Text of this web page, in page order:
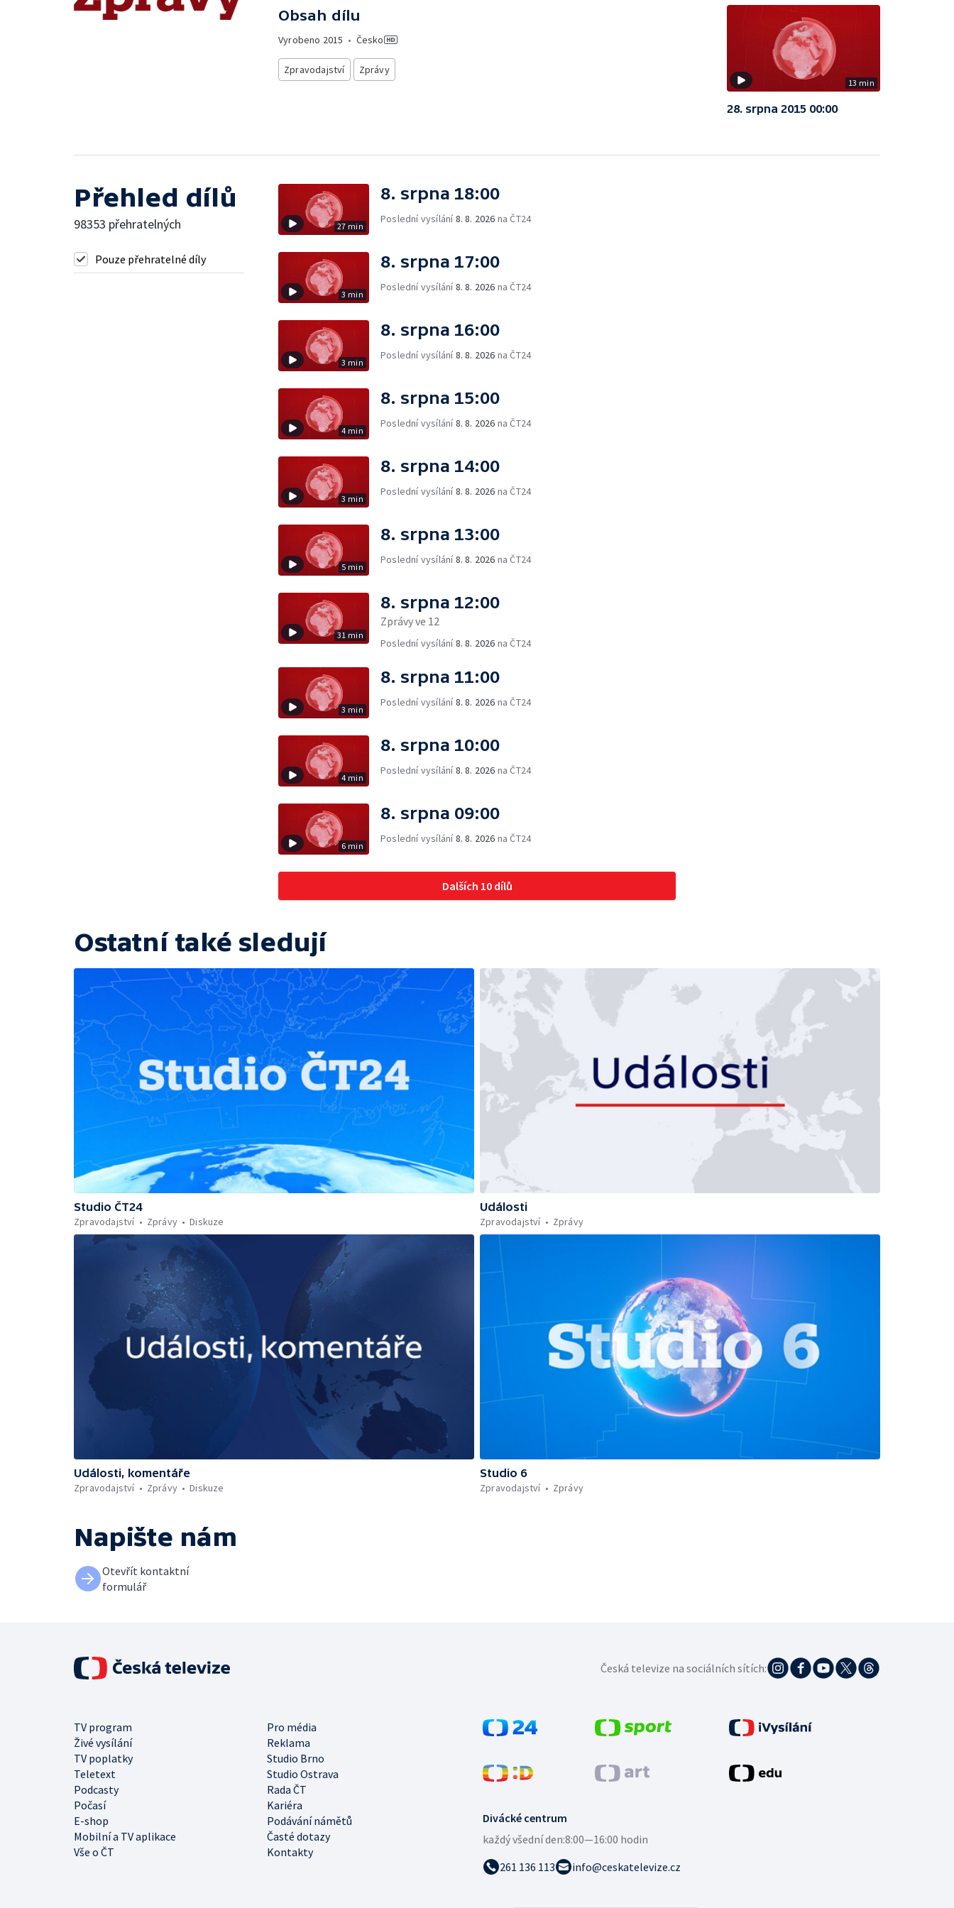
Obsah dílu
Vyrobeno 2015 • Česko
Zpravodajství Zprávy
13 min
28. srpna 2015 00:00
Přehled dílů
98353 přehratelných
Pouze přehratelné díly
27 min
8. srpna 18:00
Poslední vysílání8. 8. 2026 na ČT24
3 min
8. srpna 17:00
Poslední vysílání8. 8. 2026 na ČT24
3 min
8. srpna 16:00
Poslední vysílání8. 8. 2026 na ČT24
4 min
8. srpna 15:00
Poslední vysílání8. 8. 2026 na ČT24
3 min
8. srpna 14:00
Poslední vysílání8. 8. 2026 na ČT24
5 min
8. srpna 13:00
Poslední vysílání8. 8. 2026 na ČT24
31 min
8. srpna 12:00
Zprávy ve 12
Poslední vysílání8. 8. 2026 na ČT24
3 min
8. srpna 11:00
Poslední vysílání8. 8. 2026 na ČT24
4 min
8. srpna 10:00
Poslední vysílání8. 8. 2026 na ČT24
6 min
8. srpna 09:00
Poslední vysílání8. 8. 2026 na ČT24
Dalších 10 dílů
Ostatní také sledují
Studio ČT24
Zpravodajství
Zprávy Diskuze
Události
Zpravodajství
Zprávy
Události, komentáře
Zpravodajství
Zprávy Diskuze
Studio 6
Zpravodajství
Zprávy
Napište nám
Otevřít kontaktní
formulář
Divácké centrum
každý všední den:8:00—16:00 hodin
261 136 113
info@ceskatelevize.cz
TV program
Pro média
Živé vysílání
Reklama
TV poplatky
Studio Brno
Teletext
Studio Ostrava
Podcasty
Rada ČT
Počasí
Kariéra
E-shop
Podávání námětů
Mobilní a TV aplikace
Časté dotazy
Vše o ČT
Kontakty
Česká televize na sociálních sítích: